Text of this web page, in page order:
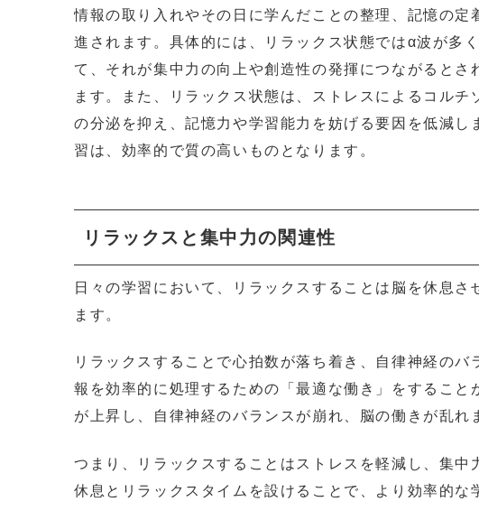
情報の取り入れやその日に学んだことの整理、記憶の定
進されます。具体的には、リラックス状態ではα波が多
て、それが集中力の向上や創造性の発揮につながるとさ
ます。また、リラックス状態は、ストレスによるコルチ
の分泌を抑え、記憶力や学習能力を妨げる要因を低減
習は、効率的で質の高いものとなります。
リラックスと集中力の関連性
日々の学習において、リラックスすることは脳を休息
ます。
リラックスすることで心拍数が落ち着き、自律神経の
報を効率的に処理するための「最適な働き」をするこ
が上昇し、自律神経のバランスが崩れ、脳の働きが乱れ
つまり、リラックスすることはストレスを軽減し、集
休息とリラックスタイムを設けることで、より効率的な